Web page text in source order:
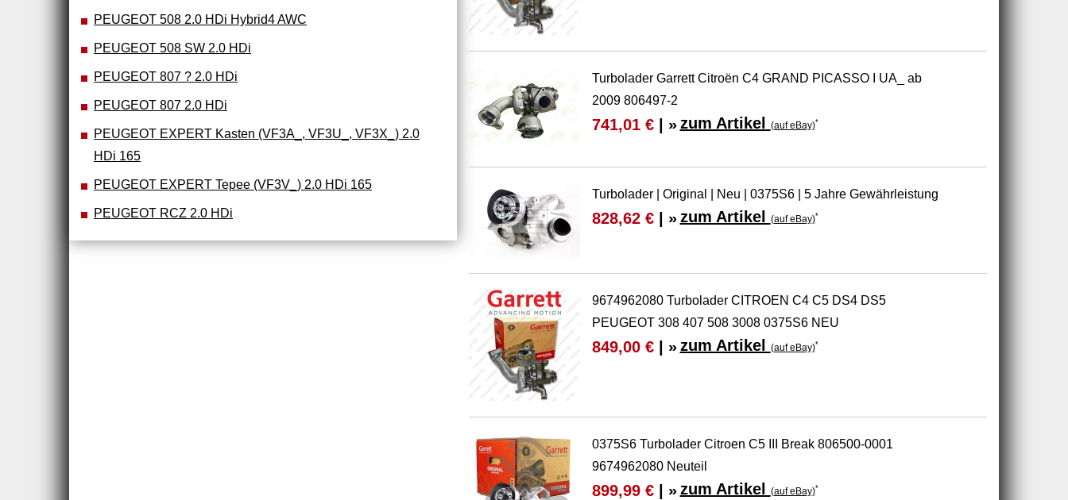
PEUGEOT 508 2.0 HDi Hybrid4 AWC
PEUGEOT 508 SW 2.0 HDi
PEUGEOT 807 ? 2.0 HDi
PEUGEOT 807 2.0 HDi
PEUGEOT EXPERT Kasten (VF3A_, VF3U_, VF3X_) 2.0
HDi 165
PEUGEOT EXPERT Tepee (VF3V_) 2.0 HDi 165
PEUGEOT RCZ 2.0 HDi
Turbolader Garrett Citroën C4 GRAND PICASSO I UA_ ab
2009 806497-2
741,01 €| » zum Artikel (auf eBay)*
Turbolader | Original | Neu | 0375S6 | 5 Jahre Gewährleistung
828,62 €| » zum Artikel (auf eBay)*
9674962080 Turbolader CITROEN C4 C5 DS4 DS5
PEUGEOT 308 407 508 3008 0375S6 NEU
849,00 €| » zum Artikel (auf eBay)*
0375S6 Turbolader Citroen C5 III Break 806500-0001
9674962080 Neuteil
899,99 €| » zum Artikel (auf eBay)*